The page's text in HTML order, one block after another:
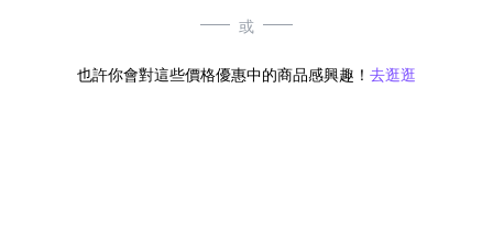
或
也許你會對這些價格優惠中的商品感興趣！ 去逛逛